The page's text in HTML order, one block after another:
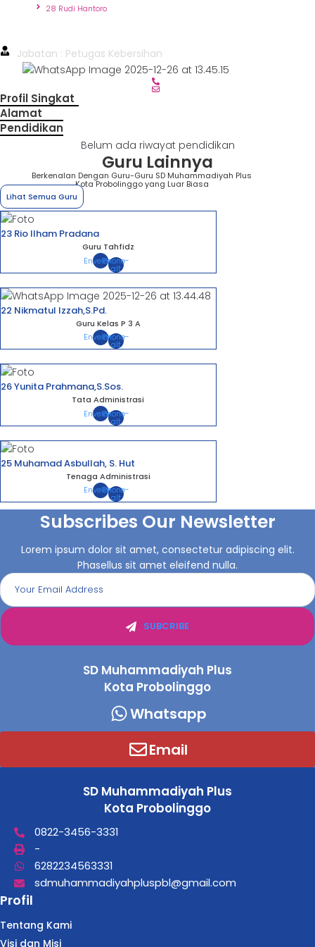
28 Rudi Hantoro
Jabatan : Petugas Kebersihan
Profil Singkat
Alamat
Pendidikan
Belum ada riwayat pendidikan
Guru Lainnya
Berkenalan Dengan Guru-Guru SD Muhammadiyah Plus
Kota Probolinggo yang Luar Biasa
Lihat Semua Guru
23 Rio Ilham Pradana
Guru Tahfidz
EnvelopePhone-
alt
22 Nikmatul Izzah,S.Pd.
Guru Kelas P 3 A
EnvelopePhone-
alt
26 Yunita Prahmana,S.Sos.
Tata Administrasi
EnvelopePhone-
alt
25 Muhamad Asbullah, S. Hut
Tenaga Administrasi
EnvelopePhone-
alt
Subscribes Our Newsletter
Lorem ipsum dolor sit amet, consectetur adipiscing elit.
Phasellus sit amet eleifend nulla.
SUBCRIBE
SD Muhammadiyah Plus
Kota Probolinggo
Whatsapp
Email
SD Muhammadiyah Plus
Kota Probolinggo
0822-3456-3331
-
6282234563331
sdmuhammadiyahpluspbl@gmail.com
Profil
Tentang Kami
Visi dan Misi